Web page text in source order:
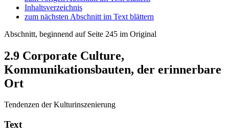
Inhaltsverzeichnis
zum nächsten Abschnitt im Text blättern
Abschnitt, beginnend auf Seite 245 im Original
2.9 Corporate Culture,
Kommunikationsbauten, der erinnerbare
Ort
Tendenzen der Kulturinszenierung
Text